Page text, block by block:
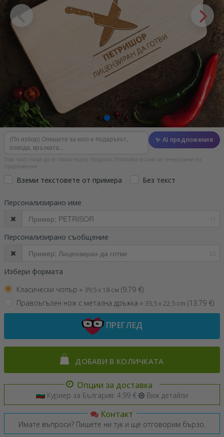
✨ AI предложения
Този текст няма да се появи върху продукта. Използва се само за генериране на
предложения.
Вземи текстовете от примера Без текст
Персонализирано име
11
Персонализирано съобщение
25
Избери формата
Класически чопър » 39,5 x 18 см (9.79 €)
Правоъгълен нож с метална дръжка » 35,5 x 22,5 cm (13.79 €)
ПРЕГЛЕД
ДОБАВИ В КОЛИЧКАТА
Опции за доставка
Куриер за България: 4.99 € Виж детайли
Контакт
Имате въпроси? Пишете ни тук и ще отговорим бързо.